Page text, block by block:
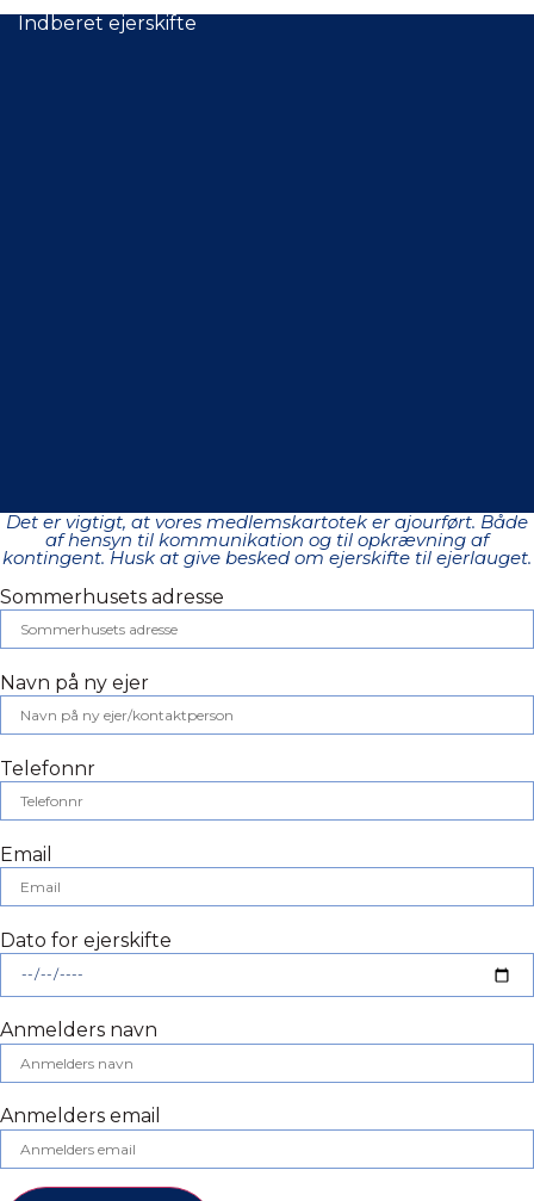
Indberet ejerskifte
Det er vigtigt, at vores medlemskartotek er ajourført. Både
af hensyn til kommunikation og til opkrævning af
kontingent. Husk at give besked om ejerskifte til ejerlauget.
Sommerhusets adresse
Navn på ny ejer
Telefonnr
Email
Dato for ejerskifte
Anmelders navn
Anmelders email